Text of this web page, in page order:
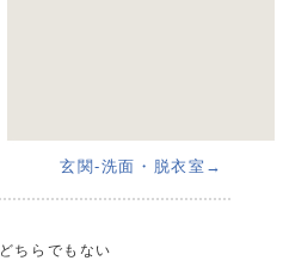
玄関-洗面・脱衣室→
どちらでもない